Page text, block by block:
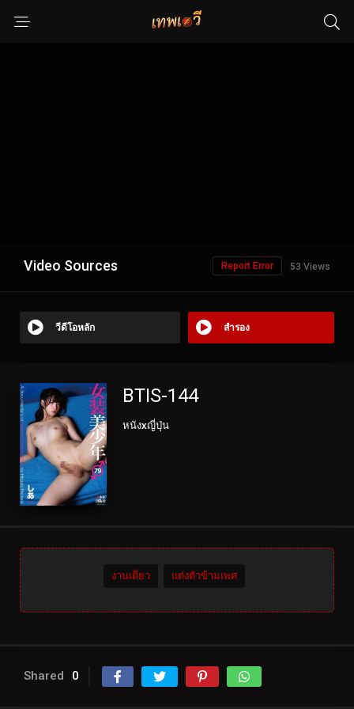
Video Sources 53 Views
Report Error
วีดีโอหลัก สำรอง
BTIS-144
หนังxญี่ปุ่น
งานเดี่ยว แต่งตัวข้ามเพศ
Shared 0